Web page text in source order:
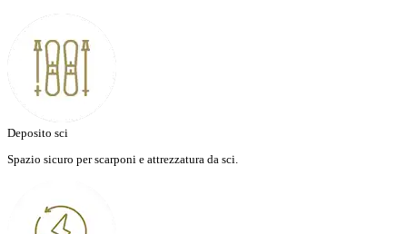
Deposito sci
Spazio sicuro per scarponi e attrezzatura da sci.